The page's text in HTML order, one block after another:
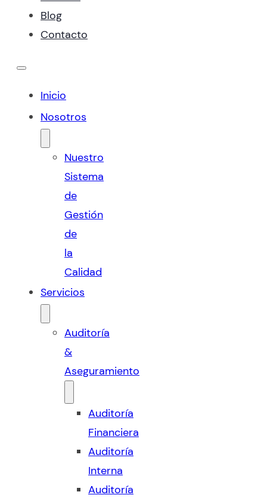
Blog
Contacto
Inicio
Nosotros
Nuestro
Sistema
de
Gestión
de
la
Calidad
Servicios
Auditoría
&
Aseguramiento
Auditoría
Financiera
Auditoría
Interna
Auditoría